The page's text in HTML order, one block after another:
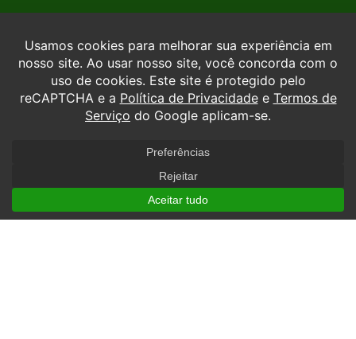
Processo seletivo
Prouni
Transferência
Endereço – Matriz
Av. Marginal Leste, 3600 – Estados
Balneário Camboriú – SC